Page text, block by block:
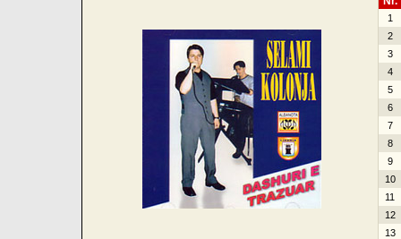
1
2
3
4
5
6
7
8
9
10
11
12
13